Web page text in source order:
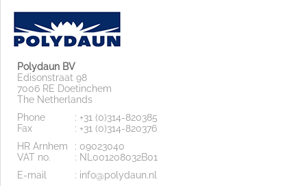
Polydaun BV
Edisonstraat 98
7006 RE Doetinchem
The Netherlands
Phone
Fax
: +31 (0)314-820385
: +31 (0)314-820376
HR Arnhem
VAT no.
: 09023040
: NL001208032B01
E-mail
: info@polydaun.nl